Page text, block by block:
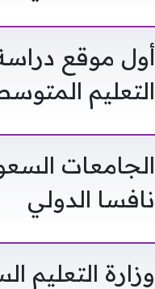
أول موقع
التعليم المتوسط
الجامعات
نافسا الدولي
وزارة التعليم